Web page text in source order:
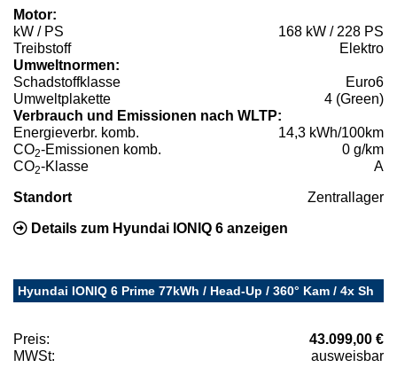
Motor:
kW / PS
168 kW / 228 PS
Treibstoff
Elektro
Umweltnormen:
Schadstoffklasse
Euro6
Umweltplakette
4 (Green)
Verbrauch und Emissionen nach WLTP:
Energieverbr. komb.
14,3 kWh/100km
CO2-Emissionen komb.
0 g/km
CO2-Klasse A
Standort Zentrallager
Details zum Hyundai IONIQ 6 anzeigen
Hyundai IONIQ 6 Prime 77kWh / Head-Up / 360° Kam / 4x Sh
Preis:
43.099,00 €
MWSt:
ausweisbar